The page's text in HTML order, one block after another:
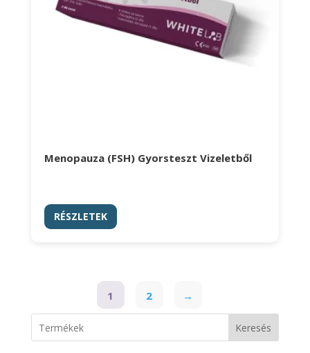
Menopauza (FSH) Gyorsteszt Vizeletből
RÉSZLETEK
1 2 →
Keresés